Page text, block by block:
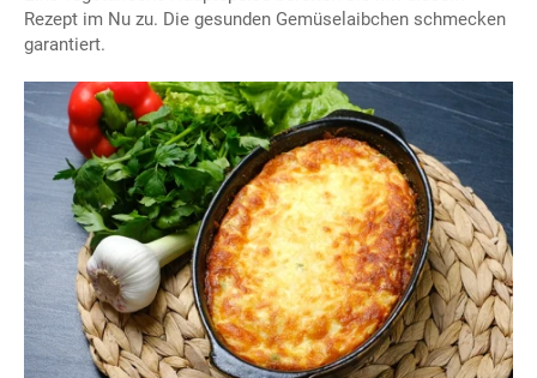
Rezept im Nu zu. Die gesunden Gemüselaibchen schmecken
garantiert.